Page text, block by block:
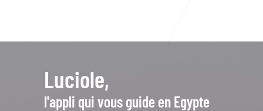
Luciole,
l'appli qui vous guide en Egypte